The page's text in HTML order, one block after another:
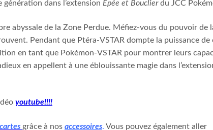
dans l’extension Épée et Bouclierdu JCC
abyssale de la Zone Perdue. Méfiez-vous du pouvoir de
Pendant que Ptéra-VSTAR dompte la puissance de
en tant que Pokémon-VSTAR pour montrer leurs
en appellent à une éblouissante magie dans
youtube!!!!
cartes grâce à nos accessoires. Vous pouvez également aller